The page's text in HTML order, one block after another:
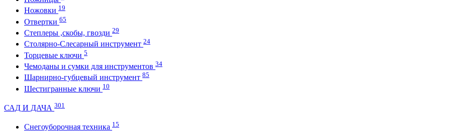
Ножовки 19
Отвертки 65
Степлеры ,скобы, гвозди 29
Столярно-Слесарный инструмент 24
Торцевые ключи 5
Чемоданы и сумки для инструментов 34
Шарнирно-губцевый инструмент 85
Шестигранные ключи 10
САД И ДАЧА 301
Снегоуборочная техника 15